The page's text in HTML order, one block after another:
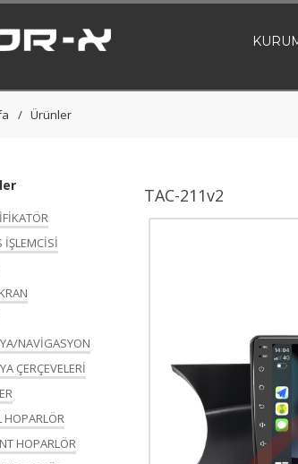
Ürünler
İŞLEMCİSİ
NAVİGASYON
ÇERÇEVELERİ
HOPARLÖR
HOPARLÖR
TAC-211v2